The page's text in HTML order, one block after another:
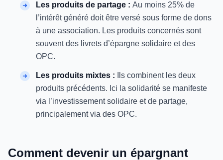
Les produits de partage : Au moins 25% de
l’intérêt généré doit être versé sous forme de dons
à une association. Les produits concernés sont
souvent des livrets d’épargne solidaire et des
OPC.
Les produits mixtes :
Ils combinent les deux
produits précédents. Ici la solidarité se manifeste
via l’investissement solidaire et de partage,
principalement via des OPC.
Comment devenir un épargnant